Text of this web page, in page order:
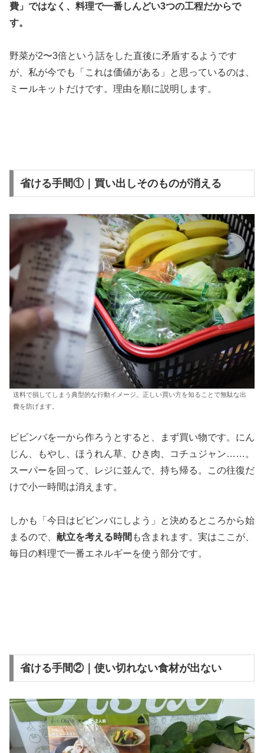
費」ではなく、料理で一番しんどい3つの工程だからで
す。
野菜が2〜3倍という話をした直後に矛盾するようです
が、私が今でも「これは価値がある」と思っているのは、
ミールキットだけです。理由を順に説明します。
省ける手間①｜買い出しそのものが消える
送料で損してしまう典型的な行動イメージ。正しい買い方を知ることで無駄な出
費を防げます。
ビビンバを一から作ろうとすると、まず買い物です。にん
じん、もやし、ほうれん草、ひき肉、コチュジャン……。
スーパーを回って、レジに並んで、持ち帰る。この往復だ
けで小一時間は消えます。
しかも「今日はビビンバにしよう」と決めるところから始
まるので、 献立を考える時間 も含まれます。実はここが、
毎日の料理で一番エネルギーを使う部分です。
省ける手間②｜使い切れない食材が出ない